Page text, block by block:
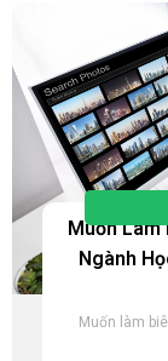
Muốn Làm
Ngành
Muốn làm